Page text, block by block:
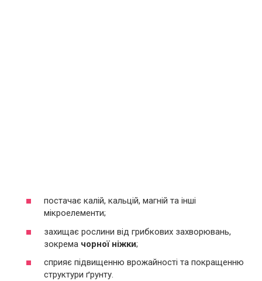
постачає калій, кальцій, магній та інші
мікроелементи;
захищає рослини від грибкових захворювань,
зокрема чорної ніжки;
сприяє підвищенню врожайності та покращенню
структури ґрунту.